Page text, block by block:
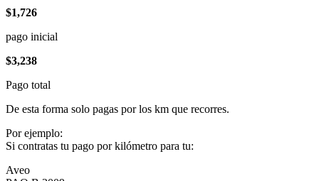
$1,726
pago inicial
$3,238
Pago total
De esta forma solo pagas por los km que recorres.
Por ejemplo:
Si contratas tu pago por kilómetro para tu:
Aveo